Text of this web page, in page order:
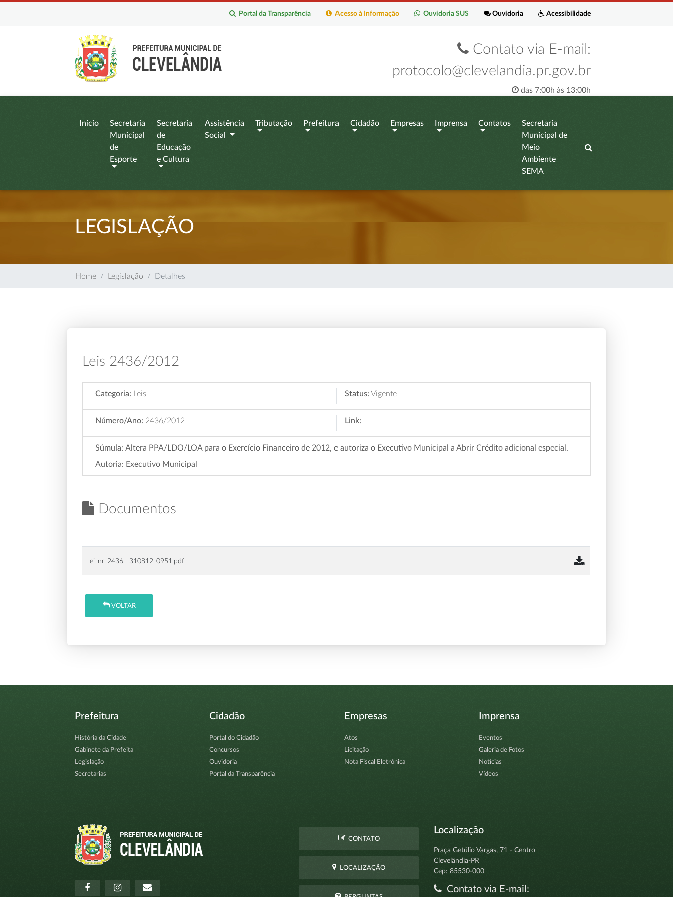
Acessibilidade
Ouvidoria
Ouvidoria SUS
Acesso à Informação
Portal da Transparência
Contato via E-mail:
protocolo@clevelandia.pr.gov.br
das 7:00h às 13:00h
Início
Secretaria
Municipal
de
Esporte
Secretaria
de
Educação
e Cultura
Assistência
Social
Tributação Prefeitura Cidadão Empresas Imprensa Contatos
Secretaria
Municipal de
Meio
Ambiente
SEMA
LEGISLAÇÃO
Home Legislação Detalhes
Leis 2436/2012
Categoria: Leis Status: Vigente
Número/Ano: 2436/2012 Link:
Súmula: Altera PPA/LDO/LOA para o Exercício Financeiro de 2012, e autoriza o Executivo Municipal a Abrir Crédito adicional especial.
Autoria: Executivo Municipal
Documentos
lei_nr_2436__310812_0951.pdf
VOLTAR
Prefeitura
História da Cidade
Gabinete da Prefeita
Legislação
Secretarias
Cidadão
Portal do Cidadão
Concursos
Ouvidoria
Portal da Transparência
Empresas
Atos
Licitação
Nota Fiscal Eletrônica
Imprensa
Eventos
Galeria de Fotos
Notícias
Vídeos
CONTATO
LOCALIZAÇÃO
Localização
Praça Getúlio Vargas, 71 - Centro
Clevelândia-PR
Cep: 85530-000
Contato via E-mail: